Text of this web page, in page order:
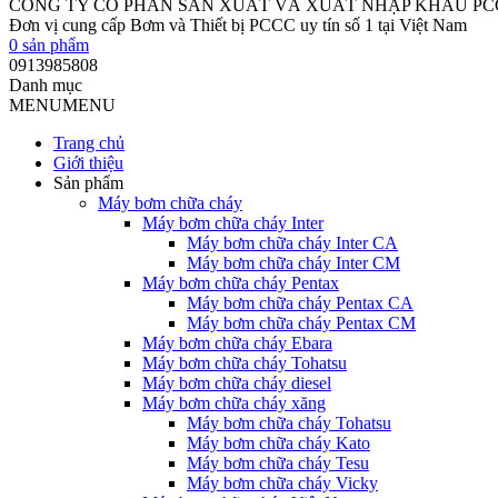
CÔNG TY CỔ PHẦN SẢN XUẤT VÀ XUẤT NHẬP KHẨU
Đơn vị cung cấp Bơm và Thiết bị PCCC uy tín số 1 tại Việt Nam
0 sản phẩm
0913985808
Danh mục
MENUMENU
Trang chủ
Giới thiệu
Sản phẩm
Máy bơm chữa cháy
Máy bơm chữa cháy Inter
Máy bơm chữa cháy Inter CA
Máy bơm chữa cháy Inter CM
Máy bơm chữa cháy Pentax
Máy bơm chữa cháy Pentax CA
Máy bơm chữa cháy Pentax CM
Máy bơm chữa cháy Ebara
Máy bơm chữa cháy Tohatsu
Máy bơm chữa cháy diesel
Máy bơm chữa cháy xăng
Máy bơm chữa cháy Tohatsu
Máy bơm chữa cháy Kato
Máy bơm chữa cháy Tesu
Máy bơm chữa cháy Vicky